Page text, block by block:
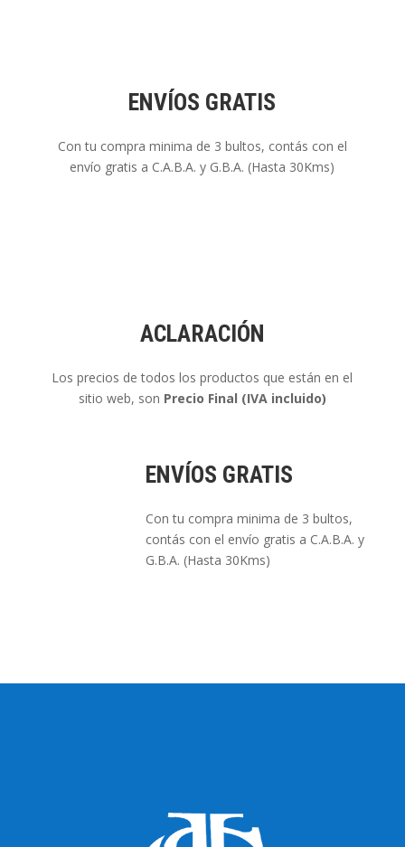
ENVÍOS GRATIS
Con tu compra minima de 3 bultos, contás con el
envío gratis a C.A.B.A. y G.B.A. (Hasta 30Kms)
ACLARACIÓN
Los precios de todos los productos que están en el
sitio web, son Precio Final (IVA incluido)
ENVÍOS GRATIS
Con tu compra minima de 3 bultos,
contás con el envío gratis a C.A.B.A. y
G.B.A. (Hasta 30Kms)